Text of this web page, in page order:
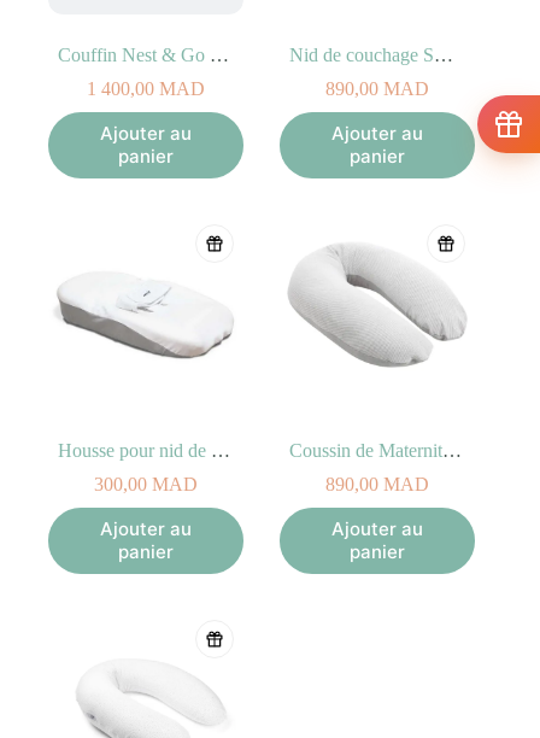
Couffin Nest & Go Sand
1 400,00 MAD
Ajouter au
panier
Nid de couchage SUPREME SLEEP Plus
890,00 MAD
Ajouter au
panier
Housse pour nid de couchage SUPREME Plus
300,00 MAD
Ajouter au
panier
Coussin de Maternité Buddy Classic Light Grey
890,00 MAD
Ajouter au
panier